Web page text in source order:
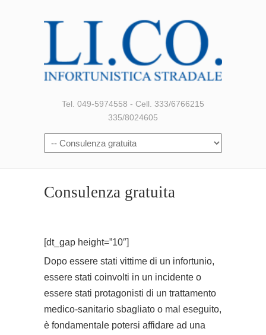
Tel. 049-5974558 - Cell. 333/6766215
335/8024605
Consulenza gratuita
[dt_gap height=”10″]
Dopo essere stati vittime di un infortunio,
essere stati coinvolti in un incidente o
essere stati protagonisti di un trattamento
medico-sanitario sbagliato o mal eseguito,
è fondamentale potersi affidare ad una